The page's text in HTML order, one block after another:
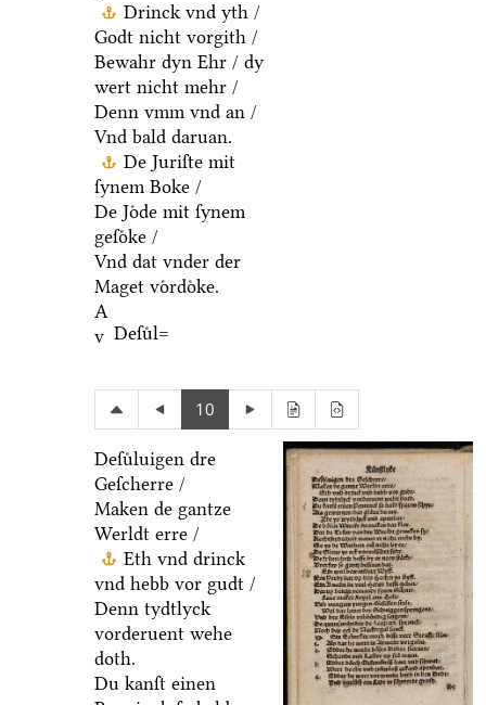
Drinck vnd yth /
Godt nicht vorgith /
Bewahr dyn Ehr / dy
wert nicht mehr /
Denn vmm vnd an /
Vnd bald daruan.
De Juriſte mit
ſynem Boke /
De Joͤde mit ſynem
geſoͤke /
Vnd dat vnder der
Maget voͤrdoͤke.
A
v Deſuͤl=
10
Deſuͤluigen dre
Geſcherre /
Maken de gantze
Werldt erre /
Eth vnd drinck
vnd hebb vor gudt /
Denn tydtlyck
vorderuent wehe
doth.
Du kanſt einen